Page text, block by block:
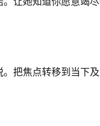
把焦点转移到当下